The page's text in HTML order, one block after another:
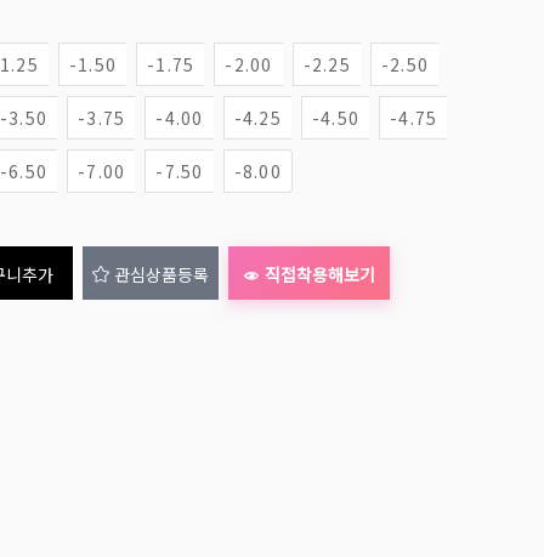
-1.50 -1.75 -2.00 -2.25 -2.50
-3.50 -3.75 -4.00 -4.25 -4.50 -4.75
-6.50 -7.00 -7.50 -8.00
니추가 관심상품등록 직접착용해보기